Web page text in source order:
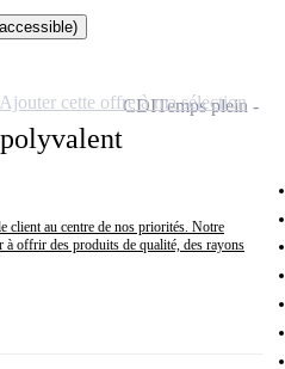
client au centre de nos priorités. Notre
à offrir des produits de qualité, des rayons
CDITemps plein
Ajouter cette offre à ma sélection